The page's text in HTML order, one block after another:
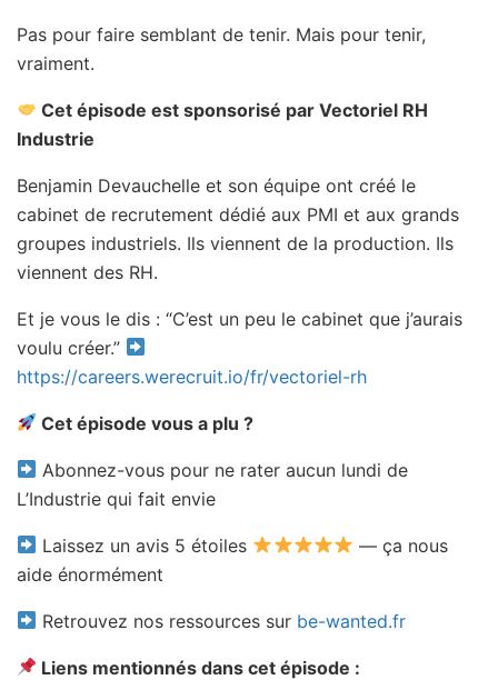
Pas pour faire semblant de tenir. Mais pour tenir,
vraiment.
Cet épisode est sponsorisé par Vectoriel RH
Industrie
Benjamin Devauchelle et son équipe ont créé le
cabinet de recrutement dédié aux PMI et aux grands
groupes industriels. Ils viennent de la production. Ils
viennent des RH.
Et je vous le dis : “C’est un peu le cabinet que j’aurais
voulu créer.”
https://careers.werecruit.io/fr/vectoriel-rh
Cet épisode vous a plu ?
Abonnez-vous pour ne rater aucun lundi de
L’Industrie qui fait envie
Laissez un avis 5 étoiles
— ça nous
aide énormément
Retrouvez nos ressources sur be-wanted.fr
Liens mentionnés dans cet épisode :